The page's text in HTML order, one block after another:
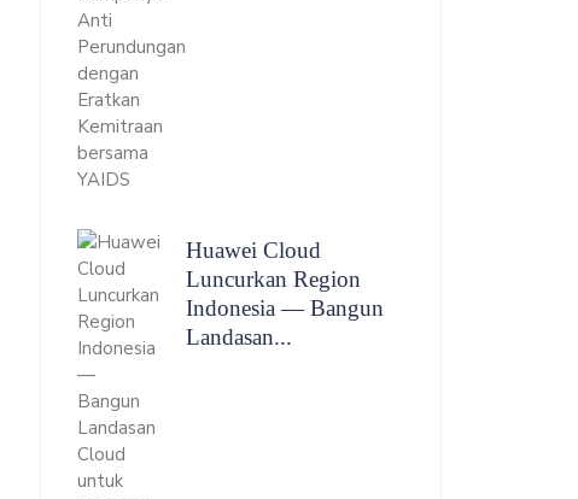
Huawei Cloud
Luncurkan Region
Indonesia — Bangun
Landasan...